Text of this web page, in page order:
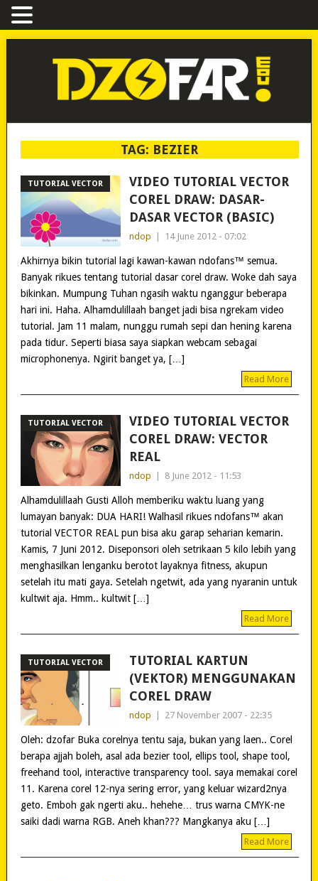
TAG: BEZIER
TUTORIAL VECTOR
VIDEO TUTORIAL VECTOR
COREL DRAW: DASAR-
DASAR VECTOR (BASIC)
ndop 14 June 2012 - 07:02
Akhirnya bikin tutorial lagi kawan-kawan ndofans™ semua.
Banyak rikues tentang tutorial dasar corel draw. Woke dah saya
bikinkan. Mumpung Tuhan ngasih waktu nganggur beberapa
hari ini. Haha. Alhamdulillaah banget jadi bisa ngrekam video
tutorial. Jam 11 malam, nunggu rumah sepi dan hening karena
pada tidur. Seperti biasa saya siapkan webcam sebagai
microphonenya. Ngirit banget ya, […]
Read More
TUTORIAL VECTOR
VIDEO TUTORIAL VECTOR
COREL DRAW: VECTOR
REAL
ndop 8 June 2012 - 11:53
Alhamdulillaah Gusti Alloh memberiku waktu luang yang
lumayan banyak: DUA HARI! Walhasil rikues ndofans™ akan
tutorial VECTOR REAL pun bisa aku garap seharian kemarin.
Kamis, 7 Juni 2012. Diseponsori oleh setrikaan 5 kilo lebih yang
menghasilkan lenganku berotot layaknya fitness, akupun
setelah itu mati gaya. Setelah ngetwit, ada yang nyaranin untuk
kultwit aja. Hmm.. kultwit […]
Read More
TUTORIAL VECTOR
TUTORIAL KARTUN
(VEKTOR) MENGGUNAKAN
COREL DRAW
ndop 27 November 2007 - 22:35
Oleh: dzofar Buka corelnya tentu saja, bukan yang laen.. Corel
berapa ajjah boleh, asal ada bezier tool, ellips tool, shape tool,
freehand tool, interactive transparency tool. saya memakai corel
11. Karena corel 12-nya sering error, yang keluar wizard2nya
geto. Emboh gak ngerti aku.. hehehe… trus warna CMYK-ne
saiki dadi warna RGB. Aneh khan??? Mangkanya aku […]
Read More